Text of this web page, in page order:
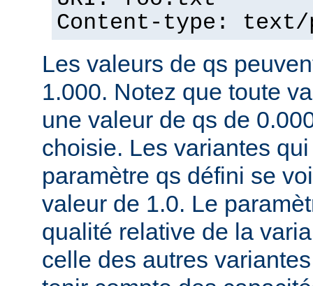
Content-type:
Les valeurs de qs
1.000. Notez que toute
une valeur de qs de
choisie. Les variantes
paramètre qs défini se
valeur de 1.0. Le
qualité relative de la
celle des autres